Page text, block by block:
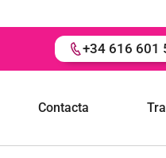
Contacta
+34 616 601